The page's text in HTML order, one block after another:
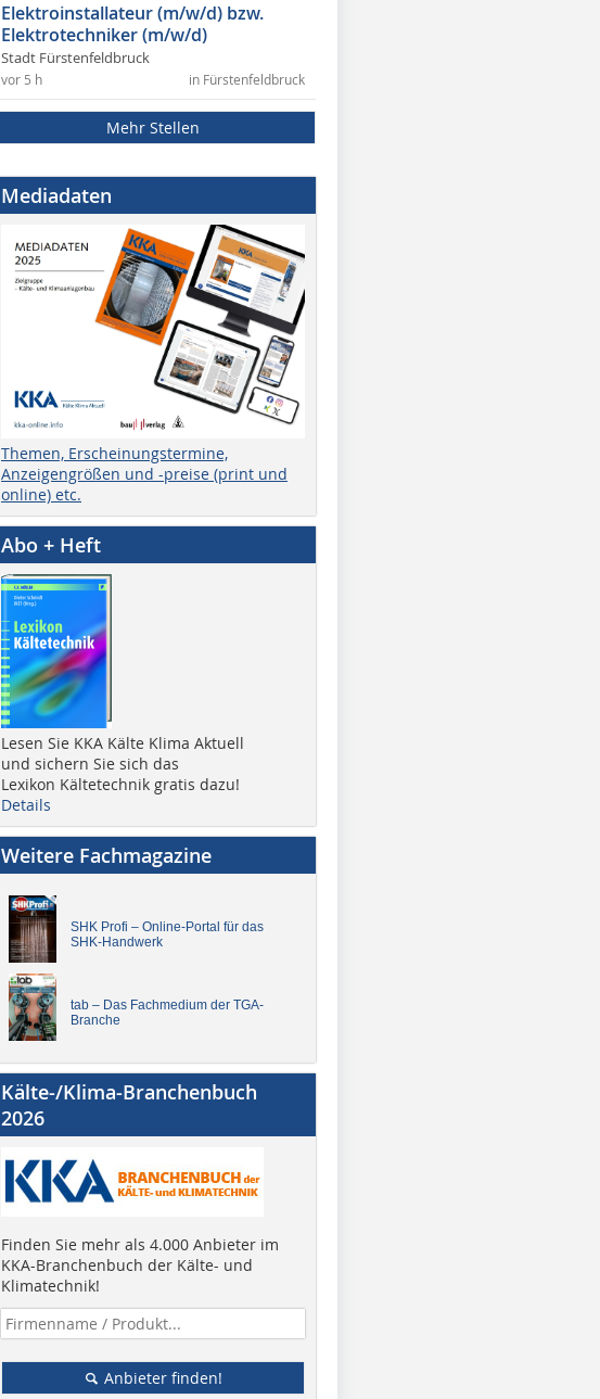
Elektroinstallateur (m/w/d) bzw.
Elektrotechniker (m/w/d)
Stadt Fürstenfeldbruck
in Fürstenfeldbruck
vor 5 h
Mehr Stellen
Mediadaten
Themen, Erscheinungstermine,
Anzeigengrößen und -preise (print und
online) etc.
Abo + Heft
Lesen Sie KKA Kälte Klima Aktuell
und sichern Sie sich das
Lexikon Kältetechnik gratis dazu!
Details
Weitere Fachmagazine
SHK Profi – Online-Portal für das
SHK-Handwerk
tab – Das Fachmedium der TGA-
Branche
Kälte-/Klima-Branchenbuch
2026
Finden Sie mehr als 4.000 Anbieter im
KKA-Branchenbuch der Kälte- und
Klimatechnik!
Anbieter finden!